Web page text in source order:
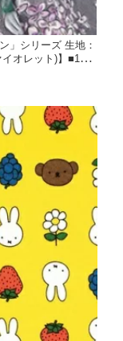
」シリーズ 生地：
オレット)】■10c